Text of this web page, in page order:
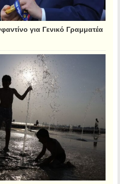
για Γενικό Γραμματέα